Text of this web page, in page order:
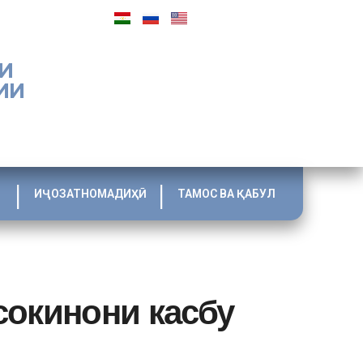
ИҶОЗАТНОМАДИҲӢ ТАМОС ВА ҚАБУЛ
касбу